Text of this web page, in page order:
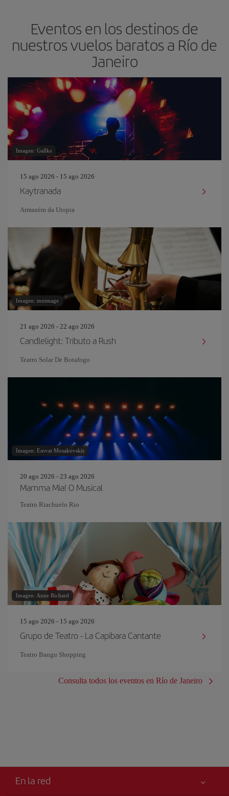
Eventos en los destinos de
nuestros vuelos baratos a Río de
Janeiro
Imagen: Gallks
15 ago 2026 - 15 ago 2026
Kaytranada
Armazém da Utopia
Imagen: mnimage
21 ago 2026 - 22 ago 2026
Candlelight: Tributo a Rush
Teatro Solar De Botafogo
Imagen: Emvat Mosakovskis
20 ago 2026 - 23 ago 2026
Mamma Mia! O Musical
Teatro Riachuelo Rio
Imagen: Anne Richard
15 ago 2026 - 15 ago 2026
Grupo de Teatro - La Capibara Cantante
Teatro Bangu Shopping
Consulta todos los eventos en Río de Janeiro
En la red